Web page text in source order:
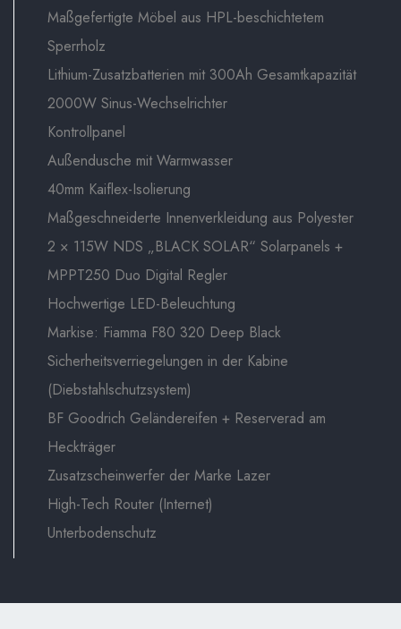
Maßgefertigte Möbel aus HPL-beschichtetem
Sperrholz
Lithium-Zusatzbatterien mit 300Ah Gesamtkapazität
2000W Sinus-Wechselrichter
Kontrollpanel
Außendusche mit Warmwasser
40mm Kaiflex-Isolierung
Maßgeschneiderte Innenverkleidung aus Polyester
2 × 115W NDS „BLACK SOLAR“ Solarpanels +
MPPT250 Duo Digital Regler
Hochwertige LED-Beleuchtung
Markise: Fiamma F80 320 Deep Black
Sicherheitsverriegelungen in der Kabine
(Diebstahlschutzsystem)
BF Goodrich Geländereifen + Reserverad am
Heckträger
Zusatzscheinwerfer der Marke Lazer
High-Tech Router (Internet)
Unterbodenschutz